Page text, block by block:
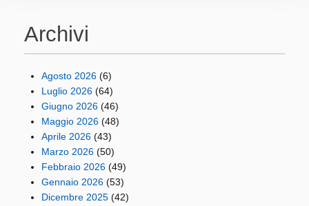
Archivi
Agosto 2026 (6)
Luglio 2026 (64)
Giugno 2026 (46)
Maggio 2026 (48)
Aprile 2026 (43)
Marzo 2026 (50)
Febbraio 2026 (49)
Gennaio 2026 (53)
Dicembre 2025 (42)